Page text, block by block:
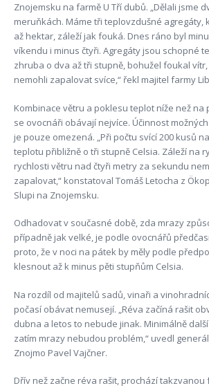
Znojemsku na farmě U Tří dubů. „Dělali jsme
meruňkách. Máme tři teplovzdušné agregáty,
až hektar, záleží jak fouká. Dnes ráno byl
víkendu i minus čtyři. Agregáty jsou schopné
zhruba o dva až tři stupně, bohužel foukal
nemohli zapalovat svíce,“ řekl majitel farmy
Kombinace větru a poklesu teplot níže než na
se ovocnáři obávají nejvíce. Účinnost
je pouze omezená. „Při počtu svící 200 kusů
teplotu přibližně o tři stupně Celsia. Záleží na
rychlosti větru nad čtyři metry za sekundu
zapalovat,“ konstatoval Tomáš Letocha z
Slupi na Znojemsku.
Odhadovat v současné době, zda mrazy
případně jak velké, je podle ovocnářů
proto, že v noci na pátek by měly podle
klesnout až k minus pěti stupňům Celsia.
Na rozdíl od majitelů sadů, vinaři a
počasí obávat nemusejí. „Réva začíná rašit
dubna a letos to nebude jinak. Minimálně
zatím mrazy nebudou problém,“ uvedl
Znojmo Pavel Vajčner.
Dřív než začne réva rašit, prochází takzvanou